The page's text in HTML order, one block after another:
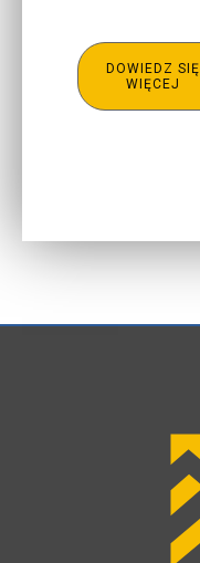
DOWIEDZ SIĘ
WIĘCEJ